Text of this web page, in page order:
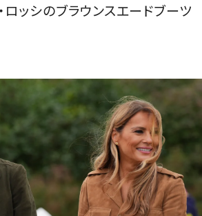
ロッシのブラウンスエードブーツ